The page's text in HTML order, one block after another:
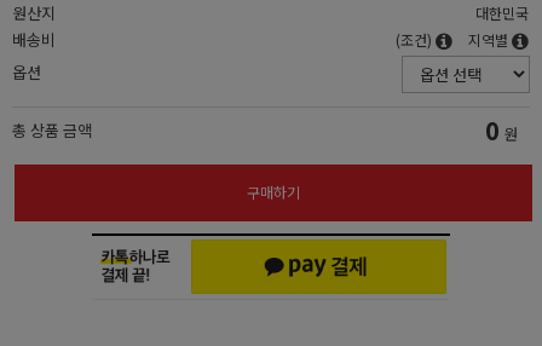
원산지 대한민국
배송비 (조건) 지역별
옵션
총 상품 금액 0 원
구매하기